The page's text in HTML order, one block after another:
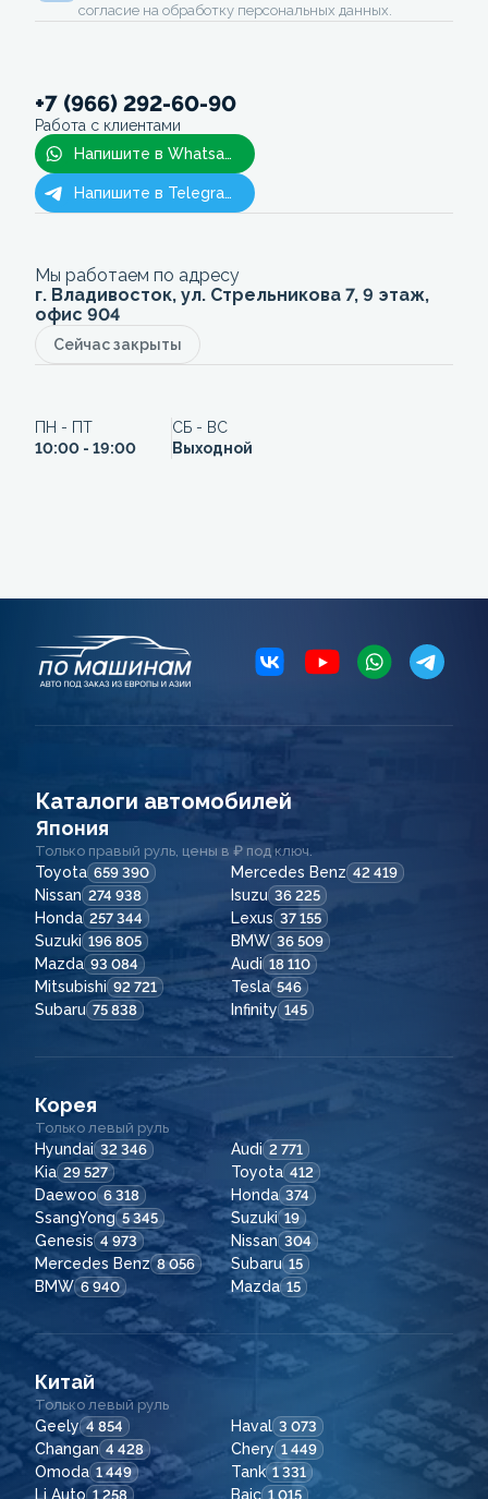
согласие на обработку персональных данных.
+7 (966) 292-60-90
Работа с клиентами
Напишите в Whatsapp
Напишите в Telegram
Мы работаем по адресу
г. Владивосток, ул. Стрельникова 7, 9 этаж,
офис 904
Сейчас закрыты
ПН - ПТ
10:00 - 19:00
СБ - ВС
Выходной
Каталоги автомобилей
Япония
Только правый руль, цены в ₽ под ключ.
Toyota 659 390 Mercedes Benz 42 419
Nissan 274 938 Isuzu 36 225
Honda 257 344 Lexus 37 155
Suzuki 196 805 BMW 36 509
Mazda 93 084 Audi 18 110
Mitsubishi 92 721 Tesla 546
Subaru 75 838 Infinity 145
Корея
Только левый руль
Hyundai 32 346 Audi 2 771
Kia 29 527 Toyota 412
Daewoo 6 318 Honda 374
SsangYong 5 345 Suzuki 19
Genesis 4 973 Nissan 304
Mercedes Benz 8 056 Subaru 15
BMW 6 940 Mazda 15
Китай
Только левый руль
Geely 4 854 Haval 3 073
Changan 4 428 Chery 1 449
Omoda 1 449 Tank 1 331
Li Auto 1 258 Baic 1 015